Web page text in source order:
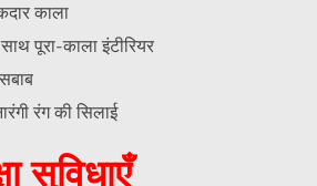
काला
पूरा-काला इंटीरियर
रंग की सिलाई
सुविधाएँ